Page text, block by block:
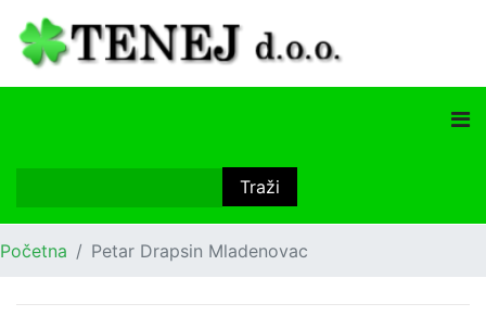
Početna Petar Drapsin Mladenovac